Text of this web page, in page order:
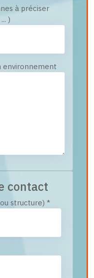
à préciser
)
environnement
contact
structure) *